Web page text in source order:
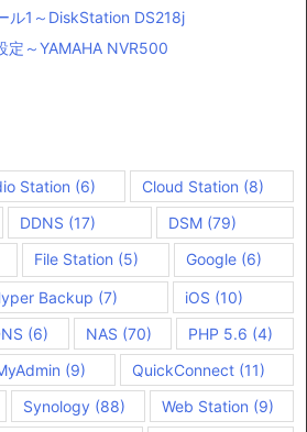
ル1～DiskStation DS218j
定～YAMAHA NVR500
Station (6) Cloud Station (8)
DDNS (17) DSM (79)
File Station (5) Google (6)
Backup (7) iOS (10)
(6) NAS (70) PHP 5.6 (4)
(9) QuickConnect(11)
Synology (88) Web Station (9)